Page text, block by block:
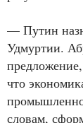
— Путин
Удмуртии.
что
словам,